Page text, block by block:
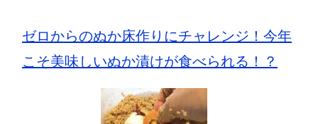
ゼロからのぬか床作りにチャレンジ！今年
こそ美味しいぬか漬けが食べられる！？